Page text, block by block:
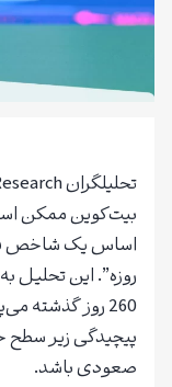
روزه”. این تحلیل
260 روز
پیچیدگی زیر سطح
صعودی باشد.